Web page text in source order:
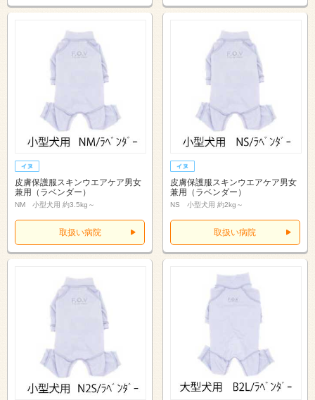
皮膚保護服スキンウエアケア男女
兼用（ラベンダー）
NM 小型犬用 約3.5kg～
取扱い病院
皮膚保護服スキンウエアケア男女
兼用（ラベンダー）
NS 小型犬用 約2kg～
取扱い病院